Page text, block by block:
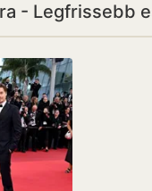
- Legfrissebb